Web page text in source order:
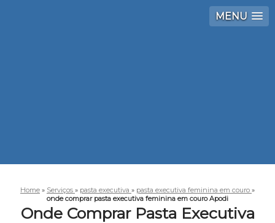
MENU
Home » Serviços » pasta executiva » pasta executiva feminina em couro »
onde comprar pasta executiva feminina em couro Apodi
Onde Comprar Pasta Executiva